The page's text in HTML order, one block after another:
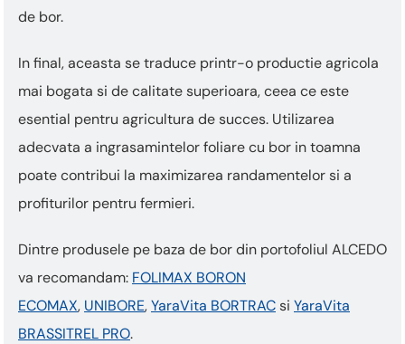
de bor.
In final, aceasta se traduce printr-o productie agricola
mai bogata si de calitate superioara, ceea ce este
esential pentru agricultura de succes. Utilizarea
adecvata a ingrasamintelor foliare cu bor in toamna
poate contribui la maximizarea randamentelor si a
profiturilor pentru fermieri.
Dintre produsele pe baza de bor din portofoliul ALCEDO
va recomandam: FOLIMAX BORON
ECOMAX, UNIBORE,YaraVita BORTRACsi YaraVita
BRASSITREL PRO.